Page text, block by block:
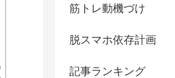
筋トレ動機づけ
脱スマホ依存計画
記事ランキング